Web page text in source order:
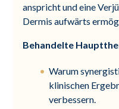
anspricht und eine
Dermis aufwärts
Behandelte
Warum
klinischen
verbessern.